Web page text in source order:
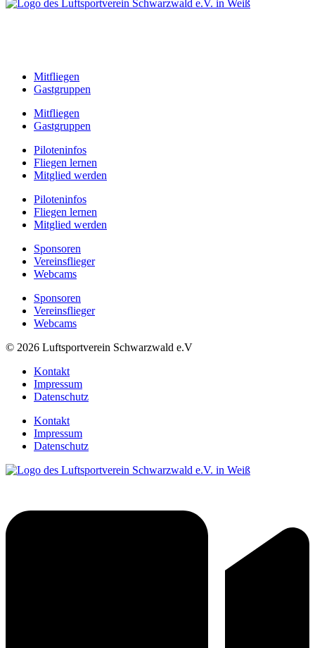
Mitfliegen
Gastgruppen
Mitfliegen
Gastgruppen
Piloteninfos
Fliegen lernen
Mitglied werden
Piloteninfos
Fliegen lernen
Mitglied werden
Sponsoren
Vereinsflieger
Webcams
Sponsoren
Vereinsflieger
Webcams
© 2026 Luftsportverein Schwarzwald e.V
Kontakt
Impressum
Datenschutz
Kontakt
Impressum
Datenschutz